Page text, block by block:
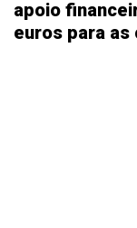
apoio
euros para